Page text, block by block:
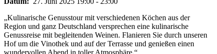
„Kulinarische Genusstour mit verschiedenen Köchen aus der
Region und ganz Deutschland versprechen eine kulinarische
Genussreise mit begleitenden Weinen. Flanieren Sie durch unseren
Hof um die Vinothek und auf der Terrasse und genießen einen